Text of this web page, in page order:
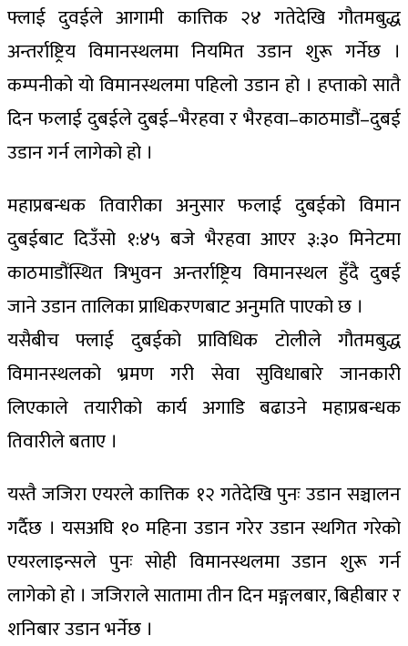
फ्लाई दुवईले आगामी कात्तिक २४ गतेदेखि गौतमबुद्ध
अन्तर्राष्ट्रिय विमानस्थलमा नियमित उडान शुरू गर्नेछ ।
कम्पनीको यो विमानस्थलमा पहिलो उडान हो । हप्ताको सातै
दिन फलाई दुबईले दुबई–भैरहवा र भैरहवा–काठमाडौं–दुबई
उडान गर्न लागेको हो ।
महाप्रबन्धक तिवारीका अनुसार फलाई दुबईको विमान
दुबईबाट दिउँसो १:४५ बजे भैरहवा आएर ३:३० मिनेटमा
काठमाडौंस्थित त्रिभुवन अन्तर्राष्ट्रिय विमानस्थल हुँदै दुबई
जाने उडान तालिका प्राधिकरणबाट अनुमति पाएको छ ।
यसैबीच फ्लाई दुबईको प्राविधिक टोलीले गौतमबुद्ध
विमानस्थलको भ्रमण गरी सेवा सुविधाबारे जानकारी
लिएकाले तयारीको कार्य अगाडि बढाउने महाप्रबन्धक
तिवारीले बताए ।
यस्तै जजिरा एयरले कात्तिक १२ गतेदेखि पुनः उडान सञ्चालन
गर्दैछ । यसअघि १० महिना उडान गरेर उडान स्थगित गरेको
एयरलाइन्सले पुनः सोही विमानस्थलमा उडान शुरू गर्न
लागेको हो । जजिराले सातामा तीन दिन मङ्गलबार, बिहीबार र
शनिबार उडान भर्नेछ ।